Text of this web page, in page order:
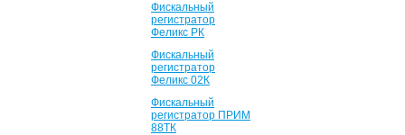
Фискальный
регистратор
Феликс РК
Фискальный
регистратор
Феликс 02К
Фискальный
регистратор ПРИМ
88ТК